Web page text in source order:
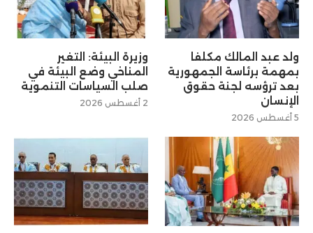
ولد عبد المالك مكلفا
بمهمة برئاسة الجمهورية
بعد ترؤسه لجنة حقوق
الإنسان
5 أغسطس 2026
وزيرة البيئة: التغير
المناخي وضع البيئة في
صلب السياسات التنموية
2 أغسطس 2026